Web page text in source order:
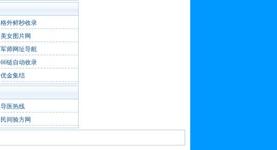
格外鲜秒收录
美女图片网
军师网址导航
66链自动收录
优金集结
导医热线
民间验方网